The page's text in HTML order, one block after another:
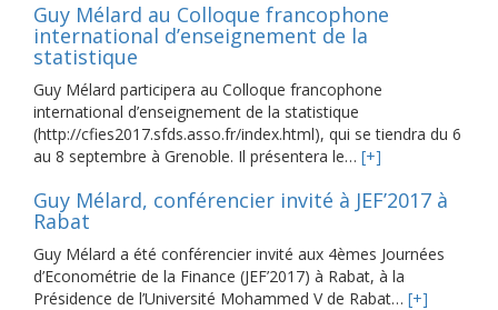
Guy Mélard au Colloque francophone
international d’enseignement de la
statistique
Guy Mélard participera au Colloque francophone
international d’enseignement de la statistique
(http://cfies2017.sfds.asso.fr/index.html), qui se tiendra du 6
au 8 septembre à Grenoble. Il présentera le… [+]
Guy Mélard, conférencier invité à JEF’2017 à
Rabat
Guy Mélard a été conférencier invité aux 4èmes Journées
d’Econométrie de la Finance (JEF’2017) à Rabat, à la
Présidence de l’Université Mohammed V de Rabat… [+]